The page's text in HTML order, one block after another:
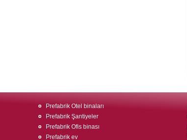
Prefabrik Otel binaları
Prefabrik Şantiyeler
Prefabrik Ofis binası
Prefabrik ev